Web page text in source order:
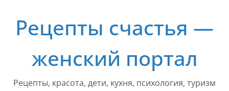
содержимому
Рецепты счастья —
женский портал
Рецепты, красота, дети, кухня, психология, туризм